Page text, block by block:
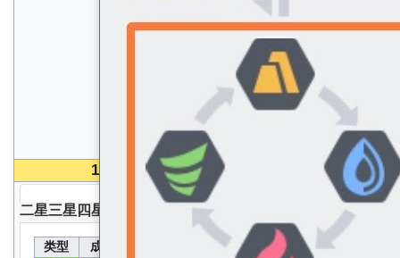
物攻
S
物防
魔攻
魔防
A
100 级 无圣器无核心无能源分配能力值
二星三星 四星
类型 成长值 类型 成长值
能力值